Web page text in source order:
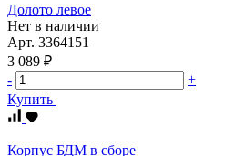
Долото левое
Нет в наличии
Арт. 3364151
3 089 ₽
-
+
Купить
Корпус БДМ в сборе